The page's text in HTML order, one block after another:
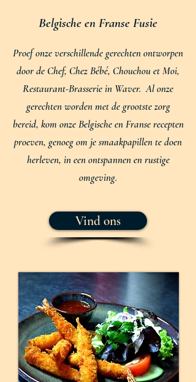
Belgische en Franse Fusie
Proef onze verschillende gerechten ontworpen
door de Chef, Chez Bébé, Chouchou et Moi,
Restaurant-Brasserie in Waver. ​ Al onze
gerechten worden met de grootste zorg
bereid, kom onze Belgische en Franse recepten
proeven, genoeg om je smaakpapillen te doen
herleven, in een ontspannen en rustige
omgeving.
Vind ons